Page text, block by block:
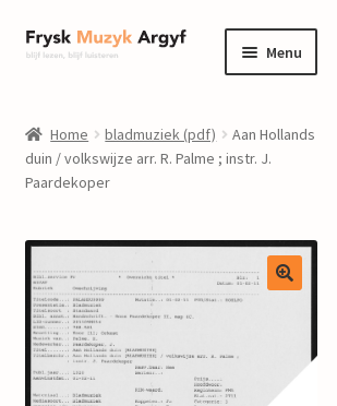
Ga
door
navigatie
Ga
naar
inhoud
Menu
informatie
Componisten
nieuws
events
Home bladmuziek (pdf)
Aan Hollands
duin / volkswijze arr. R. Palme ; instr. J.
Paardekoper